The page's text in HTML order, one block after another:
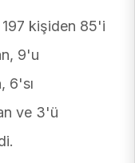
kişiden 85'i
9'u
6'sı
ve 3'ü